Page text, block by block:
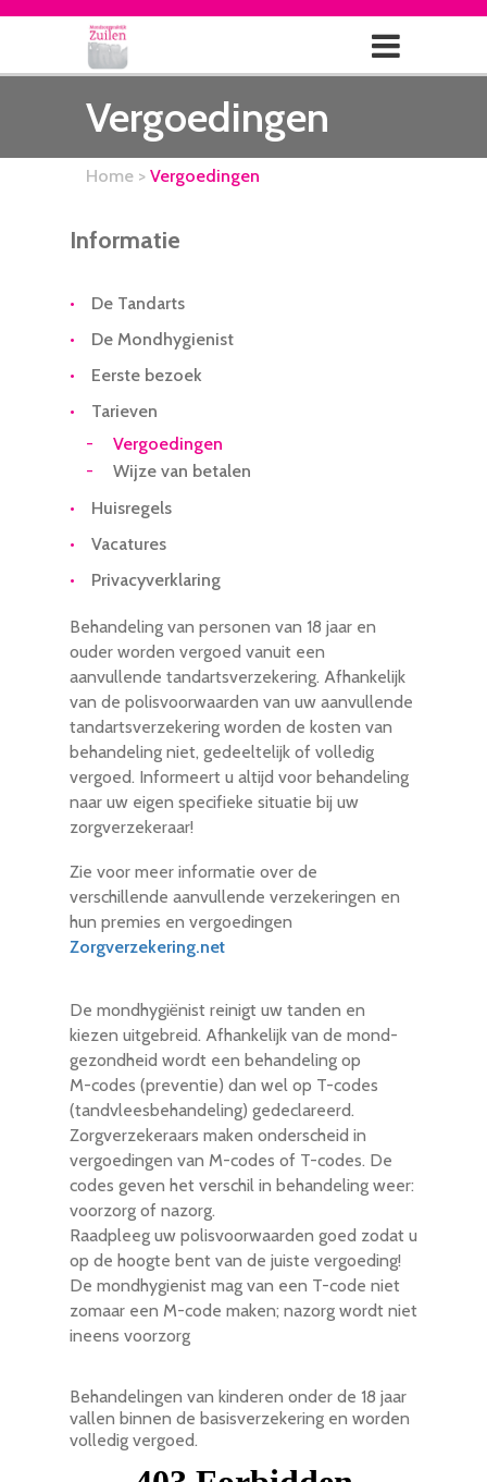
Vergoedingen
Home > Vergoedingen
Informatie
De Tandarts
De Mondhygienist
Eerste bezoek
Tarieven
Vergoedingen
Wijze van betalen
Huisregels
Vacatures
Privacyverklaring
Behandeling van personen van 18 jaar en
ouder worden vergoed vanuit een
aanvullende tandartsverzekering. Afhankelijk
van de polisvoorwaarden van uw aanvullende
tandartsverzekering worden de kosten van
behandeling niet, gedeeltelijk of volledig
vergoed. Informeert u altijd voor behandeling
naar uw eigen specifieke situatie bij uw
zorgverzekeraar!
Zie voor meer informatie over de
verschillende aanvullende verzekeringen en
hun premies en vergoedingen
Zorgverzekering.net
De mondhygiënist reinigt uw tanden en
kiezen uitgebreid. Afhankelijk van de mond-
gezondheid wordt een behandeling op
M-codes (preventie) dan wel op T-codes
(tandvleesbehandeling) gedeclareerd.
Zorgverzekeraars maken onderscheid in
vergoedingen van M-codes of T-codes. De
codes geven het verschil in behandeling weer:
voorzorg of nazorg.
Raadpleeg uw polisvoorwaarden goed zodat u
op de hoogte bent van de juiste vergoeding!
De mondhygienist mag van een T-code niet
zomaar een M-code maken; nazorg wordt niet
ineens voorzorg
Behandelingen van kinderen onder de 18 jaar
vallen binnen de basisverzekering en worden
volledig vergoed.